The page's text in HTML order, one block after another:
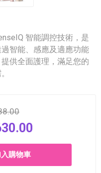
智能調控技術，是
智能、感應及適應功能
供全面護理，滿足您的